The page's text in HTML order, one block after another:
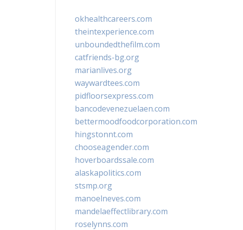
okhealthcareers.com
theintexperience.com
unboundedthefilm.com
catfriends-bg.org
marianlives.org
waywardtees.com
pidfloorsexpress.com
bancodevenezuelaen.com
bettermoodfoodcorporation.com
hingstonnt.com
chooseagender.com
hoverboardssale.com
alaskapolitics.com
stsmp.org
manoelneves.com
mandelaeffectlibrary.com
roselynns.com